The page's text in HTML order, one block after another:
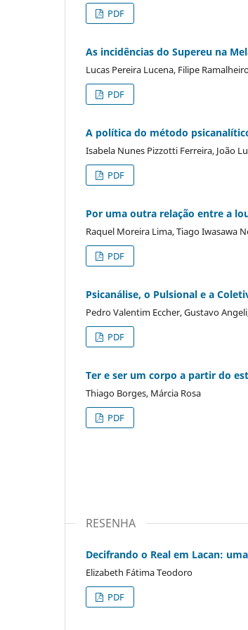
PDF
As incidências do Supereu na
Lucas Pereira Lucena, Filipe
PDF
A política do método
Isabela Nunes Pizzotti Ferreira, João
PDF
Por uma outra relação entre a
Raquel Moreira Lima, Tiago Iwasawa
PDF
Psicanálise, o Pulsional e a
Pedro Valentim Eccher, Gustavo
PDF
Ter e ser um corpo a partir do
Thiago Borges, Márcia Rosa
PDF
RESENHA
Decifrando o Real em Lacan:
Elizabeth Fátima Teodoro
PDF